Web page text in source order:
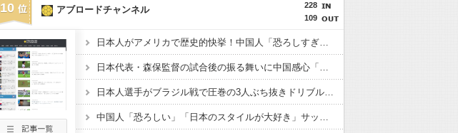
10
228
109
アブロードチャンネル
日本人がアメリカで歴史的快挙！中国人「恐ろしすぎる」「人間にこんなことが可能なのか？」「サッカーで例えるなら…」【海外の反応】
日本代表・森保監督の試合後の振る舞いに中国感心「親しみやすくて有能」「謙虚で礼儀正しい」【海外の反応】
日本人選手がブラジル戦で圧巻の3人ぶち抜きドリブル！中国人「バケモンだ」「風のような男」【海外の反応】
中国人「恐ろしい」「日本のスタイルが大好き」サッカー日本代表のブラジル戦初勝利に中国驚嘆【海外の反応】